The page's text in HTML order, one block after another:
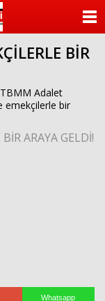
BİR
Adalet
emekçilerle bir
Whatsapp
KATEGORİLER